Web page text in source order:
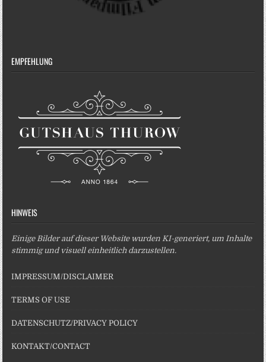
EMPFEHLUNG
HINWEIS
Einige Bilder auf dieser Website wurden KI-generiert, um Inhalte
stimmig und visuell einheitlich darzustellen.
IMPRESSUM/DISCLAIMER
TERMS OF USE
DATENSCHUTZ/PRIVACY POLICY
KONTAKT/CONTACT